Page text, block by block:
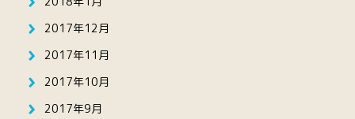
2017年12月
2017年11月
2017年10月
2017年9月